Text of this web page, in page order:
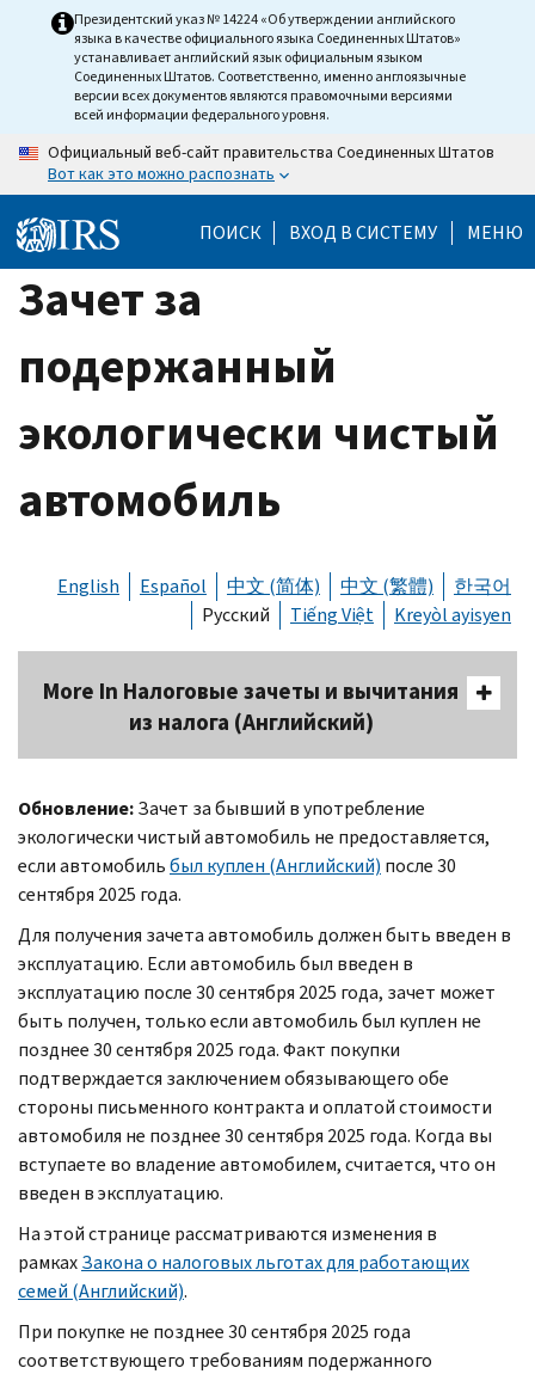
Президентский указ № 14224 «Об утверждении английского
языка в качестве официального языка Соединенных Штатов»
устанавливает английский язык официальным языком
Соединенных Штатов. Соответственно, именно англоязычные
версии всех документов являются правомочными версиями
всей информации федерального уровня.
Официальный веб-сайт правительства Соединенных Штатов
Вот как это можно распознать
ПОИСК ВХОД В СИСТЕМУ МЕНЮ
Зачет за
подержанный
экологически чистый
автомобиль
English Español 中文 (简体) 中文 (繁體)
한국어
Русский
Tiếng Việt Kreyòl ayisyen
More In Налоговые зачеты и вычитания
из налога (Английский)
Обновление:Зачет за бывший в употребление
экологически чистый автомобиль не предоставляется,
если автомобильбыл куплен (Английский) после 30
сентября 2025 года.
Для получения зачета автомобиль должен быть введен в
эксплуатацию. Если автомобиль был введен в
эксплуатацию после 30 сентября 2025 года, зачет может
быть получен, только если автомобиль был куплен не
позднее 30 сентября 2025 года. Факт покупки
подтверждается заключением обязывающего обе
стороны письменного контракта и оплатой стоимости
автомобиля не позднее 30 сентября 2025 года. Когда вы
вступаете во владение автомобилем, считается, что он
введен в эксплуатацию.
На этой странице рассматриваются изменения в
рамкахЗакона о налоговых льготах для работающих
семей (Английский).
При покупке не позднее 30 сентября 2025 года
соответствующего требованиям подержанного